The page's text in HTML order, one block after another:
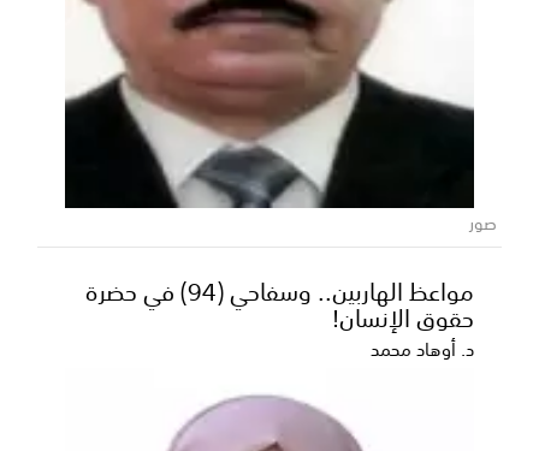
صور
مواعظ الهاربين.. وسفاحي (94) في حضرة
حقوق الإنسان!
د. أوهاد محمد